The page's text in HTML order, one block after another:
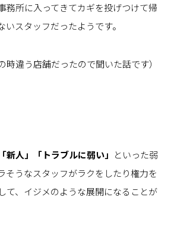
務所に入ってきてカギを投げつけて帰
スタッフだったようです。
時違う店舗だったので聞いた話です）
新人」「トラブルに弱い」 といった弱
そうなスタッフがラクをしたり権力を
て、イジメのような展開になることが